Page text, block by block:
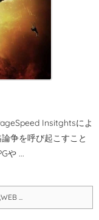
Insitghtsによ
争を呼び起こすこと
や ...
...